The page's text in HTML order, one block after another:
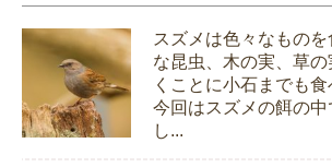
スズメは色々なもの
な昆虫、木の実、草
くことに小石までも食
今回はスズメの餌の中
し...